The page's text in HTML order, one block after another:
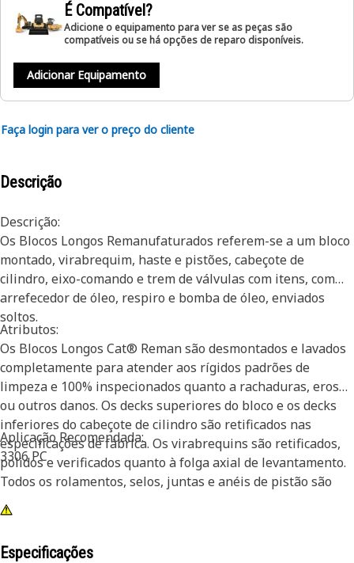
É Compatível?
Adicione o equipamento para ver se as peças são
compatíveis ou se há opções de reparo disponíveis.
Adicionar Equipamento
Faça login para ver o preço do cliente
Descrição
Descrição:
Os Blocos Longos Remanufaturados referem-se a um bloco
montado, virabrequim, haste e pistões, cabeçote de
cilindro, eixo-comando e trem de válvulas com itens, com
arrefecedor de óleo, respiro e bomba de óleo, enviados
soltos.
Atributos:
Os Blocos Longos Cat® Reman são desmontados e lavados
completamente para atender aos rígidos padrões de
limpeza e 100% inspecionados quanto a rachaduras, erosão
ou outros danos. Os decks superiores do bloco e os decks
inferiores do cabeçote de cilindro são retificados nas
especificações de fábrica. Os virabrequins são retificados,
polidos e verificados quanto à folga axial de levantamento.
Todos os rolamentos, selos, juntas e anéis de pistão são
substituídos por peças Cat® novas. Os Blocos Longos são
testados eletronicamente para garantir qualidade
Aplicação Recomendada:
3306 PC
Especificações